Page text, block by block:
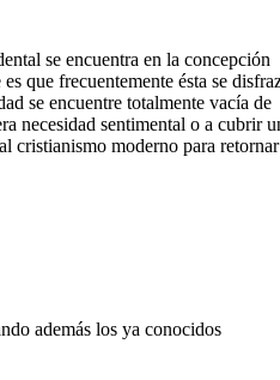
se encuentra en la concepción
que frecuentemente ésta se
se encuentre totalmente vacía de
necesidad sentimental o a cubrir
cristianismo moderno para retornar
además los ya conocidos